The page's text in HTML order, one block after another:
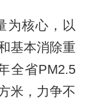
为核心，以
基本消除重
全省PM2.5
米，力争不